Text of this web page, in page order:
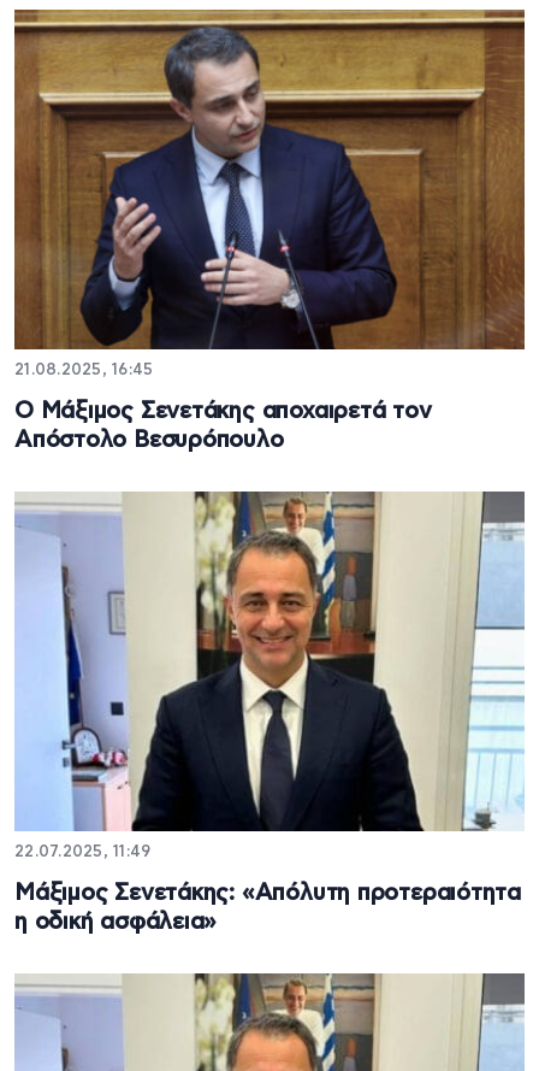
21.08.2025, 16:45
Ο Μάξιμος Σενετάκης αποχαιρετά τον
Απόστολο Βεσυρόπουλο
22.07.2025, 11:49
Μάξιμος Σενετάκης: «Απόλυτη προτεραιότητα
η οδική ασφάλεια»